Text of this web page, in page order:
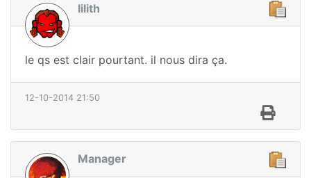
lilith
le qs est clair pourtant. il nous dira ça.
12-10-2014 21:50
Manager